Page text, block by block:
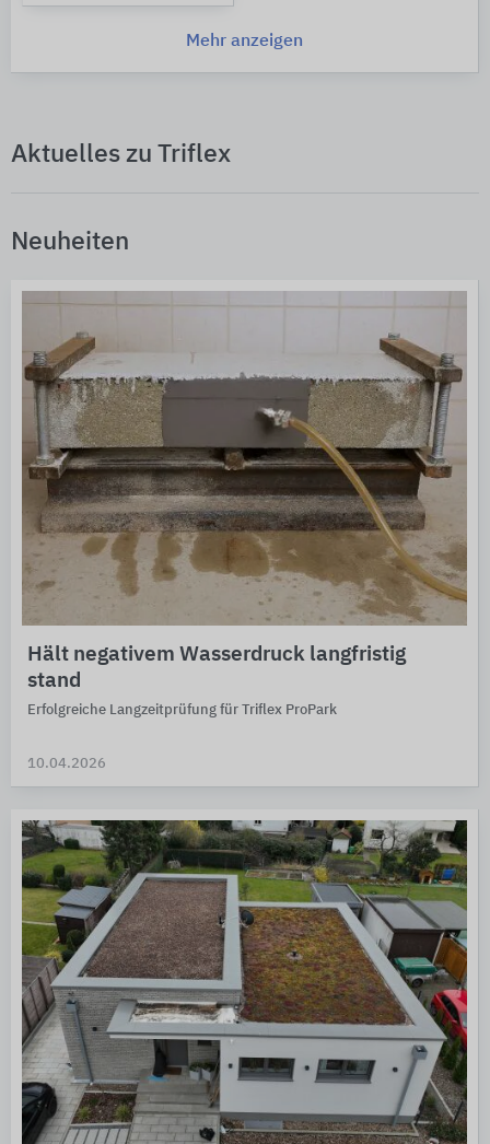
Mehr anzeigen
Aktuelles zu Triflex
Neuheiten
Hält negativem Wasserdruck langfristig
stand
Erfolgreiche Langzeitprüfung für Triflex ProPark
10.04.2026